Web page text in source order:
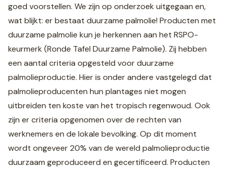
goed voorstellen. We zijn op onderzoek uitgegaan en,
wat blijkt: er bestaat duurzame palmolie! Producten met
duurzame palmolie kun je herkennen aan het RSPO-
keurmerk (Ronde Tafel Duurzame Palmolie). Zij hebben
een aantal criteria opgesteld voor duurzame
palmolieproductie. Hier is onder andere vastgelegd dat
palmolieproducenten hun plantages niet mogen
uitbreiden ten koste van het tropisch regenwoud. Ook
zijn er criteria opgenomen over de rechten van
werknemers en de lokale bevolking. Op dit moment
wordt ongeveer 20% van de wereld palmolieproductie
duurzaam geproduceerd en gecertificeerd. Producten